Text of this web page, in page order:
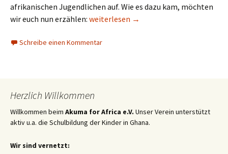
afrikanischen Jugendlichen auf. Wie es dazu kam, möchten
wir euch nun erzählen: Jahresbericht der Leonhard-Wagner-
weiterlesen →
Schreibe einen Kommentar
Herzlich Willkommen
Willkommen beim Akuma for Africa e.V. Unser Verein unterstützt
aktiv u.a. die Schulbildung der Kinder in Ghana.
Wir sind vernetzt: